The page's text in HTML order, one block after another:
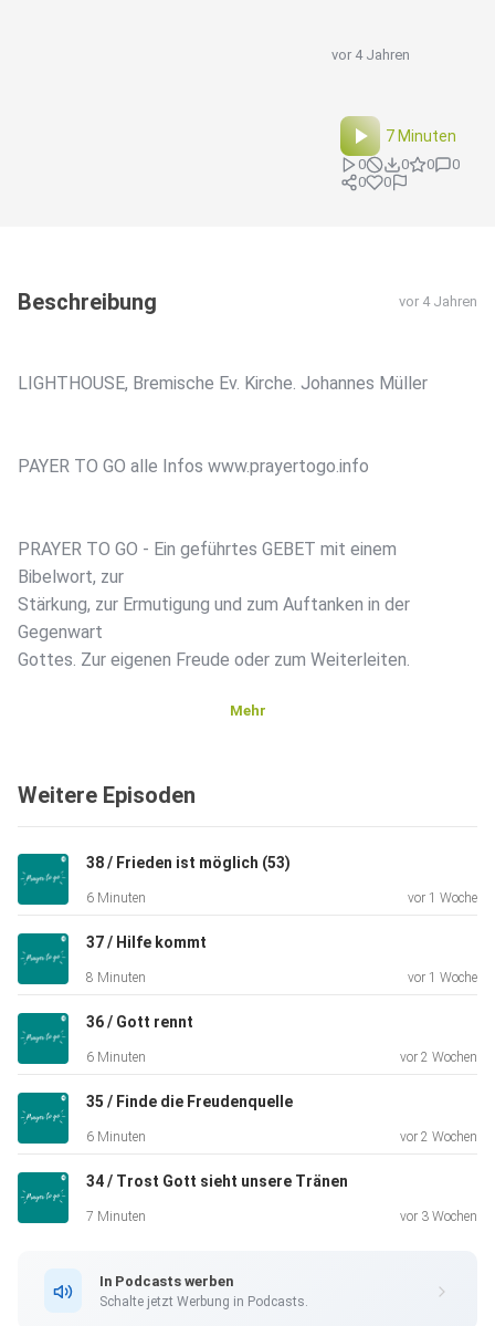
vor 4 Jahren
7 Minuten
0 0 0
0
0
0
Beschreibung vor 4 Jahren
LIGHTHOUSE, Bremische Ev. Kirche. Johannes Müller
PAYER TO GO alle Infos www.prayertogo.info
PRAYER TO GO - Ein geführtes GEBET mit einem
Bibelwort, zur
Stärkung, zur Ermutigung und zum Auftanken in der
Gegenwart
Gottes. Zur eigenen Freude oder zum Weiterleiten.
Gott
über unser Leben zu sprechen, zu beten, Tagtäglich und
über jedes
Thema. Gebet ist eine der praktischsten Möglichkeiten,
wie wir
können.
PRAYER TO GO ist eine Glaubenspraxis für das moderne
der Liebe
und Gnade und gibt Ihnen die Kraft, Ihr Leben Tag für Tag,
Mehr
Weitere Episoden
38 / Frieden ist möglich (53)
6 Minuten vor 1 Woche
37 / Hilfe kommt
8 Minuten vor 1 Woche
36 / Gott rennt
6 Minuten vor 2 Wochen
35 / Finde die Freudenquelle
6 Minuten vor 2 Wochen
34 / Trost Gott sieht unsere Tränen
7 Minuten vor 3 Wochen
In Podcasts werben
Schalte jetzt Werbung in Podcasts.